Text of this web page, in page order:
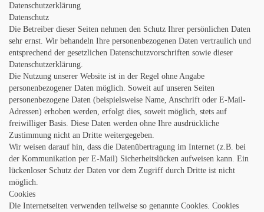
Datenschutzerklärung
Datenschutz
Die Betreiber dieser Seiten nehmen den Schutz Ihrer persönlichen Daten
sehr ernst. Wir behandeln Ihre personenbezogenen Daten vertraulich und
entsprechend der gesetzlichen Datenschutzvorschriften sowie dieser
Datenschutzerklärung.
Die Nutzung unserer Website ist in der Regel ohne Angabe
personenbezogener Daten möglich. Soweit auf unseren Seiten
personenbezogene Daten (beispielsweise Name, Anschrift oder E-Mail-
Adressen) erhoben werden, erfolgt dies, soweit möglich, stets auf
freiwilliger Basis. Diese Daten werden ohne Ihre ausdrückliche
Zustimmung nicht an Dritte weitergegeben.
Wir weisen darauf hin, dass die Datenübertragung im Internet (z.B. bei
der Kommunikation per E-Mail) Sicherheitslücken aufweisen kann. Ein
lückenloser Schutz der Daten vor dem Zugriff durch Dritte ist nicht
möglich.
Cookies
Die Internetseiten verwenden teilweise so genannte Cookies. Cookies